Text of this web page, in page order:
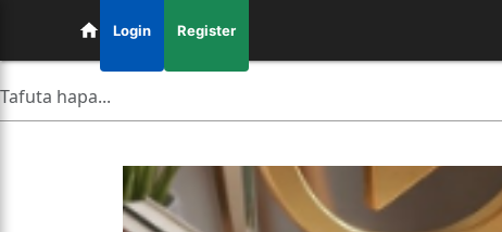
Login Register